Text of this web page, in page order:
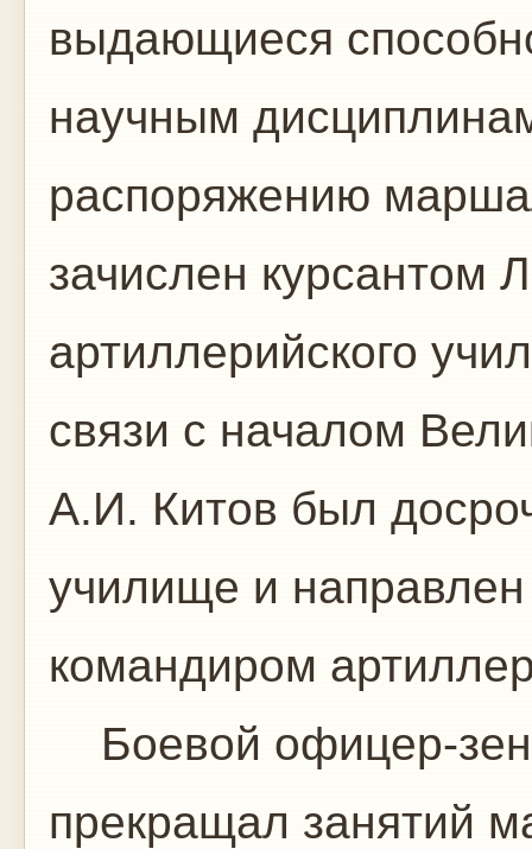
выдающиеся
научным
распоряжению
зачислен курсантом
артиллерийского
связи с началом
А.И. Китов был
училище и
командиром
Боевой офицер-
прекращал занятий